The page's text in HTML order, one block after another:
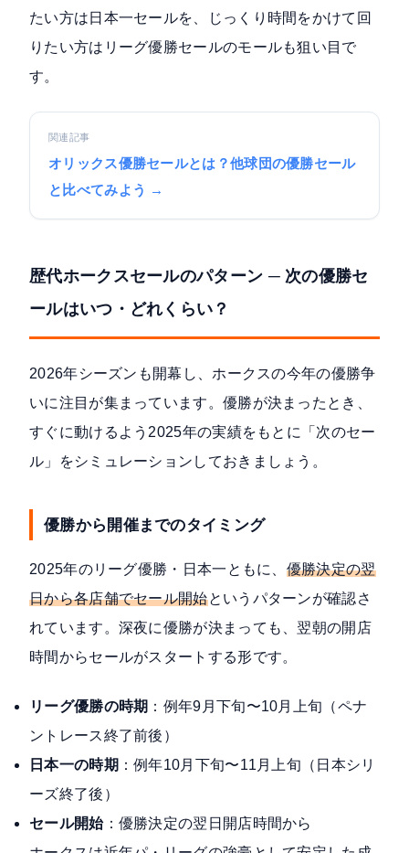
たい方は日本一セールを、じっくり時間をかけて回
りたい方はリーグ優勝セールのモールも狙い目で
す。
関連記事
オリックス優勝セールとは？他球団の優勝セール
と比べてみよう →
歴代ホークスセールのパターン ─ 次の優勝セ
ールはいつ・どれくらい？
2026年シーズンも開幕し、ホークスの今年の優勝争
いに注目が集まっています。優勝が決まったとき、
すぐに動けるよう2025年の実績をもとに「次のセー
ル」をシミュレーションしておきましょう。
優勝から開催までのタイミング
2025年のリーグ優勝・日本一ともに、 優勝決定の翌
日から各店舗でセール開始というパターンが確認さ
れています。深夜に優勝が決まっても、翌朝の開店
時間からセールがスタートする形です。
リーグ優勝の時期 ：例年9月下旬〜10月上旬（ペナ
ントレース終了前後）
日本一の時期 ：例年10月下旬〜11月上旬（日本シリ
ーズ終了後）
セール開始：優勝決定の翌日開店時間から